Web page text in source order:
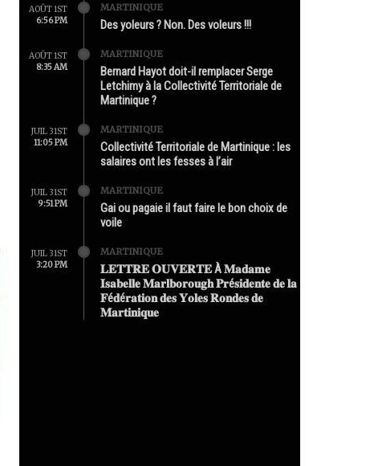
AOÛT 1ST
6:56 PM
MARTINIQUE
Des yoleurs ? Non. Des voleurs !!!
AOÛT 1ST
8:35 AM
MARTINIQUE
Bernard Hayot doit-il remplacer Serge
Letchimy à la Collectivité Territoriale de
Martinique ?
JUIL 31ST
11:05 PM
MARTINIQUE
Collectivité Territoriale de Martinique : les
salaires ont les fesses à l’air
JUIL 31ST
9:51 PM
MARTINIQUE
Gai ou pagaie il faut faire le bon choix de
voile
JUIL 31ST
3:20 PM
MARTINIQUE
𝐋𝐄𝐓𝐓𝐑𝐄 𝐎𝐔𝐕𝐄𝐑𝐓𝐄 À 𝐌𝐚𝐝𝐚𝐦𝐞
𝐈𝐬𝐚𝐛𝐞𝐥𝐥𝐞 𝐌𝐚𝐫𝐥𝐛𝐨𝐫𝐨𝐮𝐠𝐡 𝐏𝐫é𝐬𝐢𝐝𝐞𝐧𝐭𝐞 𝐝𝐞 𝐥𝐚
𝐅é𝐝é𝐫𝐚𝐭𝐢𝐨𝐧 𝐝𝐞𝐬 𝐘𝐨𝐥𝐞𝐬 𝐑𝐨𝐧𝐝𝐞𝐬 𝐝𝐞
𝐌𝐚𝐫𝐭𝐢𝐧𝐢𝐪𝐮𝐞